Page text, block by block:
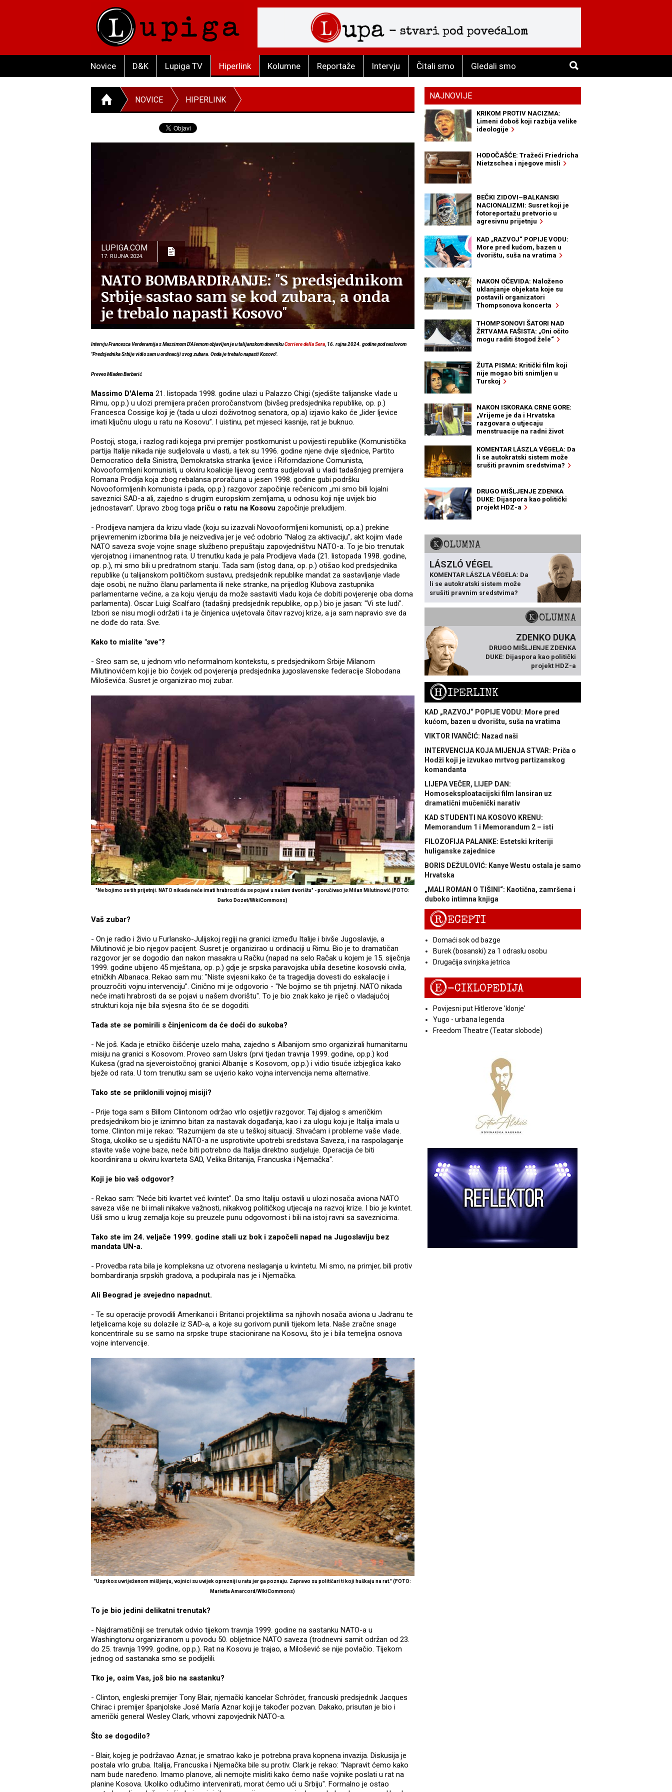
Novice D&K Lupiga TV Hiperlink Kolumne Reportaže Intervju Čitali smo Gledali smo
NOVICE HIPERLINK
LUPIGA.COM
17. RUJNA 2024.
NATO BOMBARDIRANJE: "S predsjednikom
Srbije sastao sam se kod zubara, a onda
je trebalo napasti Kosovo"
Intervju Francesca Verderamija s Massimom D'Alemom objavljen je u talijanskom dnevnikuCorriere della Sera, 16. rujna 2024. godine pod naslovom
"Predsjednika Srbije vidio sam u ordinaciji svog zubara. Onda je trebalo napasti Kosovo".
Preveo Mladen Barbarić
Massimo D'Alema 21. listopada 1998. godine ulazi u Palazzo Chigi (sjedište talijanske vlade u
Rimu, op.p.) u ulozi premijera praćen proročanstvom (bivšeg predsjednika republike, op. p.)
Francesca Cossige koji je (tada u ulozi doživotnog senatora, op.a) izjavio kako će „lider ljevice
imati ključnu ulogu u ratu na Kosovu”. I uistinu, pet mjeseci kasnije, rat je buknuo.
Postoji, stoga, i razlog radi kojega prvi premijer postkomunist u povijesti republike (Komunistička
partija Italije nikada nije sudjelovala u vlasti, a tek su 1996. godine njene dvije sljednice, Partito
Democratico della Sinistra, Demokratska stranka ljevice i Riforndazione Comunista,
Novooformljeni komunisti, u okviru koalicije lijevog centra sudjelovali u vladi tadašnjeg premijera
Romana Prodija koja zbog rebalansa proračuna u jesen 1998. godine gubi podršku
Novooformljenih komunista i pada, op.p.) razgovor započinje rečenicom „mi smo bili lojalni
saveznici SAD-a ali, zajedno s drugim europskim zemljama, u odnosu koji nije uvijek bio
jednostavan”. Upravo zbog toga priču o ratu na Kosovu započinje preludijem.
- Prodijeva namjera da krizu vlade (koju su izazvali Novooformljeni komunisti, op.a.) prekine
prijevremenim izborima bila je neizvediva jer je već odobrio "Nalog za aktivaciju", akt kojim vlade
NATO saveza svoje vojne snage službeno prepuštaju zapovjedništvu NATO-a. To je bio trenutak
vjerojatnog i imanentnog rata. U trenutku kada je pala Prodijeva vlada (21. listopada 1998. godine,
op. p.), mi smo bili u predratnom stanju. Tada sam (istog dana, op. p.) otišao kod predsjednika
republike (u talijanskom političkom sustavu, predsjednik republike mandat za sastavljanje vlade
daje osobi, ne nužno članu parlamenta ili neke stranke, na prijedlog Klubova zastupnika
parlamentarne većine, a za koju vjeruju da može sastaviti vladu koja će dobiti povjerenje oba doma
parlamenta). Oscar Luigi Scalfaro (tadašnji predsjednik republike, op.p.) bio je jasan: "Vi ste ludi".
Izbori se nisu mogli održati i ta je činjenica uvjetovala čitav razvoj krize, a ja sam napravio sve da
ne dođe do rata. Sve.
Kako to mislite "sve"?
- Sreo sam se, u jednom vrlo neformalnom kontekstu, s predsjednikom Srbije Milanom
Milutinovićem koji je bio čovjek od povjerenja predsjednika jugoslavenske federacije Slobodana
Miloševića. Susret je organizirao moj zubar.
"Ne bojimo se tih prijetnji. NATO nikada neće imati hrabrosti da se pojavi u našem dvorištu" - poručivao je Milan Milutinović(FOTO:
Darko Dozet/WikiCommons)
Vaš zubar?
- On je radio i živio u Furlansko-Julijskoj regiji na granici između Italije i bivše Jugoslavije, a
Milutinović je bio njegov pacijent. Susret je organizirao u ordinaciji u Rimu. Bio je to dramatičan
razgovor jer se dogodio dan nakon masakra u Račku (napad na selo Račak u kojem je 15. siječnja
1999. godine ubijeno 45 mještana, op. p.) gdje je srpska paravojska ubila desetine kosovski civila,
etničkih Albanaca. Rekao sam mu: "Niste svjesni kako će ta tragedija dovesti do eskalacije i
prouzročiti vojnu intervenciju". Cinično mi je odgovorio - "Ne bojimo se tih prijetnji. NATO nikada
neće imati hrabrosti da se pojavi u našem dvorištu". To je bio znak kako je riječ o vladajućoj
strukturi koja nije bila svjesna što će se dogoditi.
Tada ste se pomirili s činjenicom da će doći do sukoba?
- Ne još. Kada je etničko čišćenje uzelo maha, zajedno s Albanijom smo organizirali humanitarnu
misiju na granici s Kosovom. Proveo sam Uskrs (prvi tjedan travnja 1999. godine, op.p.) kod
Kukesa (grad na sjeveroistočnoj granici Albanije s Kosovom, op.p.) i vidio tisuće izbjeglica kako
bježe od rata. U tom trenutku sam se uvjerio kako vojna intervencija nema alternative.
Tako ste se priklonili vojnoj misiji?
- Prije toga sam s Billom Clintonom održao vrlo osjetljiv razgovor. Taj dijalog s američkim
predsjednikom bio je iznimno bitan za nastavak događanja, kao i za ulogu koju je Italija imala u
tome. Clinton mi je rekao: "Razumijem da ste u teškoj situaciji. Shvaćam i probleme vaše vlade.
Stoga, ukoliko se u sjedištu NATO-a ne usprotivite upotrebi sredstava Saveza, i na raspolaganje
stavite vaše vojne baze, neće biti potrebno da Italija direktno sudjeluje. Operacija će biti
koordinirana u okviru kvarteta SAD, Velika Britanija, Francuska i Njemačka".
Koji je bio vaš odgovor?
- Rekao sam: "Neće biti kvartet već kvintet". Da smo Italiju ostavili u ulozi nosača aviona NATO
saveza više ne bi imali nikakve važnosti, nikakvog političkog utjecaja na razvoj krize. I bio je kvintet.
Ušli smo u krug zemalja koje su preuzele punu odgovornost i bili na istoj ravni sa saveznicima.
Tako ste im 24. veljače 1999. godine stali uz bok i započeli napad na Jugoslaviju bez
mandata UN-a.
- Provedba rata bila je kompleksna uz otvorena neslaganja u kvintetu. Mi smo, na primjer, bili protiv
bombardiranja srpskih gradova, a podupirala nas je i Njemačka.
Ali Beograd je svejedno napadnut.
- Te su operacije provodili Amerikanci i Britanci projektilima sa njihovih nosača aviona u Jadranu te
letjelicama koje su dolazile iz SAD-a, a koje su gorivom punili tijekom leta. Naše zračne snage
koncentrirale su se samo na srpske trupe stacionirane na Kosovu, što je i bila temeljna osnova
vojne intervencije.
"Usprkos uvriježenom mišljenju, vojnici su uvijek oprezniji u ratu jer ga poznaju. Zapravo su političari ti koji huškaju na rat."(FOTO:
Marietta Amarcord/WikiCommons)
To je bio jedini delikatni trenutak?
- Najdramatičniji se trenutak odvio tijekom travnja 1999. godine na sastanku NATO-a u
Washingtonu organiziranom u povodu 50. obljetnice NATO saveza (trodnevni samit održan od 23.
do 25. travnja 1999. godine, op.p.). Rat na Kosovu je trajao, a Milošević se nije povlačio. Tijekom
jednog od sastanaka smo se podijelili.
Tko je, osim Vas, još bio na sastanku?
- Clinton, engleski premijer Tony Blair, njemački kancelar Schröder, francuski predsjednik Jacques
Chirac i premijer španjolske José María Aznar koji je također pozvan. Dakako, prisutan je bio i
američki general Wesley Clark, vrhovni zapovjednik NATO-a.
Što se dogodilo?
- Blair, kojeg je podržavao Aznar, je smatrao kako je potrebna prava kopnena invazija. Diskusija je
postala vrlo gruba. Italija, Francuska i Njemačka bile su protiv. Clark je rekao: "Napravit ćemo kako
nam bude naređeno. Imamo planove, ali nemojte misliti kako ćemo naše vojnike poslati u rat na
planine Kosova. Ukoliko odlučimo intervenirati, morat ćemo ući u Srbiju". Formalno je ostao
NAJNOVIJE
KRIKOM PROTIV NACIZMA:
Limeni doboš koji razbija velike
ideologije
HODOČAŠĆE: Tražeći Friedricha
Nietzschea i njegove misli
BEČKI ZIDOVI–BALKANSKI
NACIONALIZMI: Susret koji je
fotoreportažu pretvorio u
agresivnu prijetnju
KAD „RAZVOJ“ POPIJE VODU:
More pred kućom, bazen u
dvorištu, suša na vratima
NAKON OČEVIDA: Naloženo
uklanjanje objekata koje su
postavili organizatori
Thompsonova koncerta
THOMPSONOVI ŠATORI NAD
ŽRTVAMA FAŠISTA: „Oni očito
mogu raditi štogod žele“
ŽUTA PISMA: Kritički film koji
nije mogao biti snimljen u
Turskoj
NAKON ISKORAKA CRNE GORE:
„Vrijeme je da i Hrvatska
razgovara o utjecaju
menstruacije na radni život
KOMENTAR LÁSZLA VÉGELA: Da
li se autokratski sistem može
srušiti pravnim sredstvima?
DRUGO MIŠLJENJE ZDENKA
DUKE: Dijaspora kao politički
projekt HDZ-a
KOLUMNA
LÁSZLÓ VÉGEL
KOMENTAR LÁSZLA VÉGELA: Da
li se autokratski sistem može
srušiti pravnim sredstvima?
KOLUMNA
ZDENKO DUKA
DRUGO MIŠLJENJE ZDENKA
DUKE: Dijaspora kao politički
projekt HDZ-a
HIPERLINK
KAD „RAZVOJ“ POPIJE VODU: More pred
kućom, bazen u dvorištu, suša na vratima
VIKTOR IVANČIĆ: Nazad naši
INTERVENCIJA KOJA MIJENJA STVAR: Priča o
Hodži koji je izvukao mrtvog partizanskog
komandanta
LIJEPA VEČER, LIJEP DAN:
Homoseksploatacijski film lansiran uz
dramatični mučenički narativ
KAD STUDENTI NA KOSOVO KRENU:
Memorandum 1 i Memorandum 2 – isti
FILOZOFIJA PALANKE: Estetski kriteriji
huliganske zajednice
BORIS DEŽULOVIĆ: Kanye Westu ostala je samo
Hrvatska
„MALI ROMAN O TIŠINI“: Kaotična, zamršena i
duboko intimna knjiga
RECEPTI
Domaći sok od bazge
Burek (bosanski) za 1 odraslu osobu
Drugačija svinjska jetrica
E-CIKLOPEDIJA
Povijesni put Hitlerove 'klonje'
Yugo - urbana legenda
Freedom Theatre (Teatar slobode)